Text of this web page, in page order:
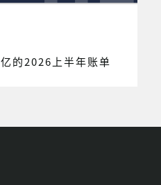
的2026上半年账单